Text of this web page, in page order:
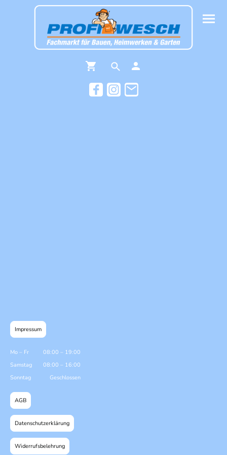
Impressum
Mo – Fr 08:00 – 19:00
Samstag
08:00 – 16:00
Sonntag
Geschlossen
AGB
Datenschutzerklärung
Widerrufsbelehrung